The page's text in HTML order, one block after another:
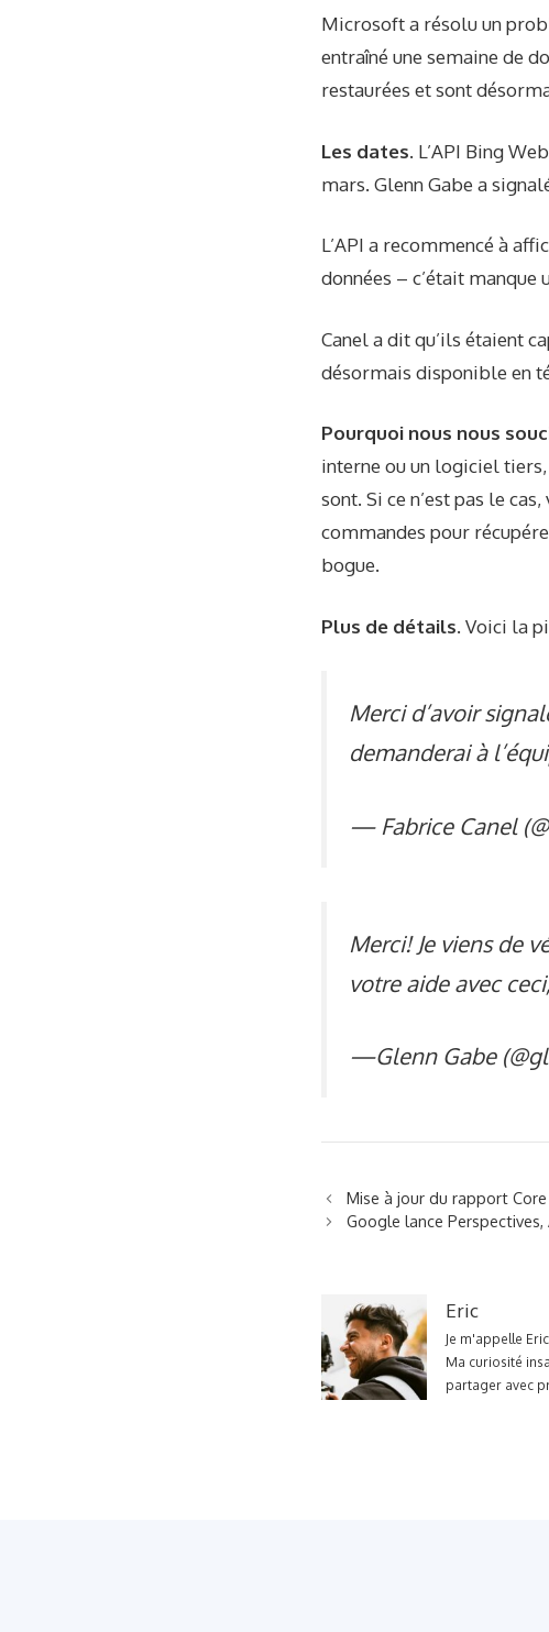
Microsoft a résolu un
entraîné une semaine de
restaurées et sont
Les dates. L’API Bing
mars. Glenn Gabe a
L’API a recommencé à
données – c’était manque
Canel a dit qu’ils étaient
désormais disponible en
Pourquoi nous nous
interne ou un logiciel tiers,
sont. Si ce n’est pas le
commandes pour
bogue.
Plus de détails. Voici la
Merci d’avoir
demanderai à
— Fabrice Canel
Merci! Je viens de
votre aide avec
—Glenn Gabe
Mise à jour du rapport
Google lance
Eric
Je m'appelle
Ma curiosité
partager avec